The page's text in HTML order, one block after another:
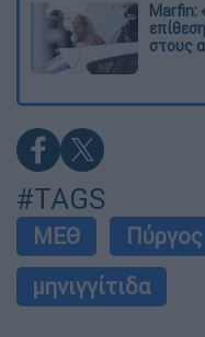
Marfin:
στους
#TAGS
ΜΕΘ Πύργος
μηνιγγίτιδα